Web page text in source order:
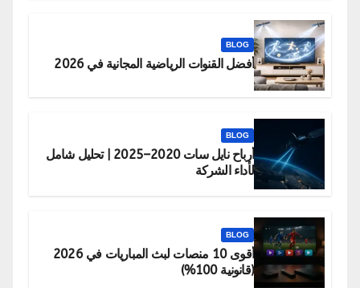
BLOG
أفضل القنوات الرياضية المجانية في 2026
BLOG
أرباح نايل سات 2020–2025 | تحليل شامل
لأداء الشركة
BLOG
أقوى 10 منصات لبث المباريات في 2026
(قانونية 100%)